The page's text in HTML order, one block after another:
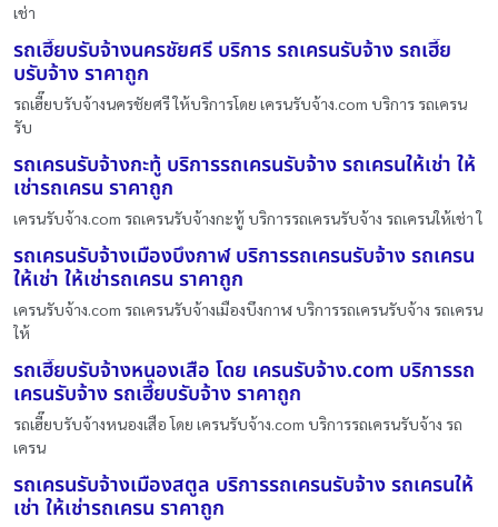
เช่า
รถเฮี๊ยบรับจ้างนครชัยศรี บริการ รถเครนรับจ้าง รถเฮี๊ย
บรับจ้าง ราคาถูก
รถเฮี๊ยบรับจ้างนครชัยศรี ให้บริการโดย เครนรับจ้าง.com บริการ รถเครน
รับ
รถเครนรับจ้างกะทู้ บริการรถเครนรับจ้าง รถเครนให้เช่า ให้
เช่ารถเครน ราคาถูก
เครนรับจ้าง.com รถเครนรับจ้างกะทู้ บริการรถเครนรับจ้าง รถเครนให้เช่า ใ
รถเครนรับจ้างเมืองบึงกาฬ บริการรถเครนรับจ้าง รถเครน
ให้เช่า ให้เช่ารถเครน ราคาถูก
เครนรับจ้าง.com รถเครนรับจ้างเมืองบึงกาฬ บริการรถเครนรับจ้าง รถเครน
ให้
รถเฮี๊ยบรับจ้างหนองเสือ โดย เครนรับจ้าง.com บริการรถ
เครนรับจ้าง รถเฮี๊ยบรับจ้าง ราคาถูก
รถเฮี๊ยบรับจ้างหนองเสือ โดย เครนรับจ้าง.com บริการรถเครนรับจ้าง รถ
เครน
รถเครนรับจ้างเมืองสตูล บริการรถเครนรับจ้าง รถเครนให้
เช่า ให้เช่ารถเครน ราคาถูก